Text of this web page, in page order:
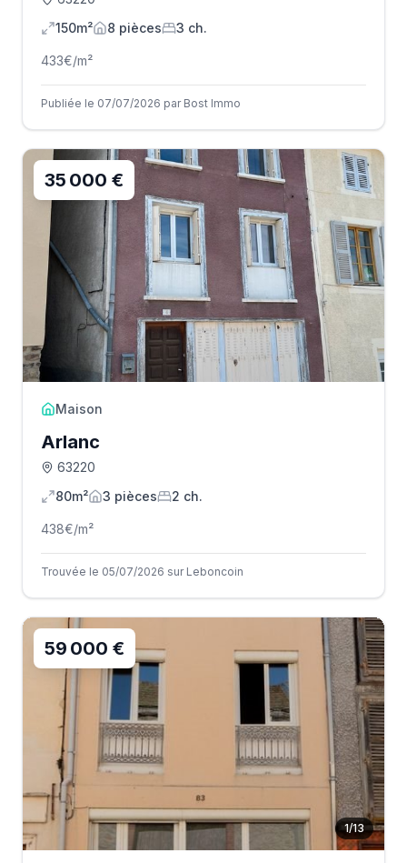
150m²
8 pièces 3 ch.
433€/m²
Publiée le 07/07/2026 par Bost Immo
35 000 €
Maison
Arlanc
63220
80m²
3 pièces 2 ch.
438€/m²
Trouvée le 05/07/2026 sur Leboncoin
1/13
59 000 €